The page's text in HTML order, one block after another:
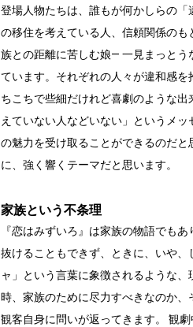
登場人物たちは、誰もが何かしらの
の移住を考えている人、信頼関係の
族との距離に苦しむ娘― 一見まっとう
ています。それぞれの人々が違和感
ちこちで些細だけれど喜劇のような
えていない人などいない」というメ
の魅力を受け取ることができるのだ
に、強く響くテーマだと思います。
家族という不条理
『恋はみずいろ』は家族の物語でも
抜けることもできず、ときに、いや
ャ」という言葉に象徴されるような
時、家族のために尽力すべきなのか
観客自身に問いが返ってきます。 観